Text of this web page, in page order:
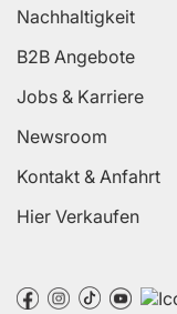
Nachhaltigkeit
B2B Angebote
Jobs & Karriere
Newsroom
Kontakt & Anfahrt
Hier Verkaufen